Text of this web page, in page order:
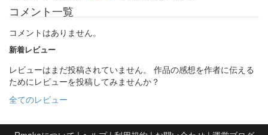
コメント一覧
コメントはありません。
新着レビュー
レビューはまだ投稿されていません。 作品の感想を作者に伝える
ためにレビューを投稿してみませんか？
全てのレビュー